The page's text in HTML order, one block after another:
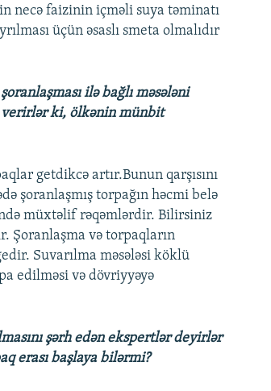
necə faizinin içməli suya təminatı
üçün əsaslı smeta olmalıdır
ilə bağlı məsələni
verirlər ki, ölkənin münbit
getdikcə artır.Bunun qarşısını
şoranlaşmış torpağın həcmi belə
müxtəlif rəqəmlərdir. Bilirsiniz
Şoranlaşma və torpaqların
Suvarılma məsələsi köklü
edilməsi və dövriyyəyə
şərh edən ekspertlər deyirlər
erası başlaya bilərmi?